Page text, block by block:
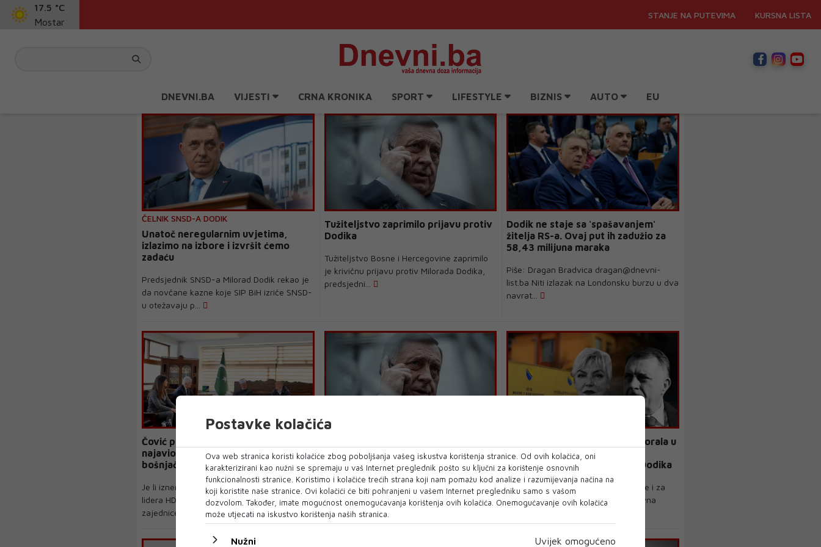
17.5 °C
Mostar
STANJE NA PUTEVIMA KURSNA LISTA
DNEVNI.BA VIJESTI CRNA KRONIKA SPORT LIFESTYLE BIZNIS AUTO EU
ČELNIK SNSD-A DODIK
Unatoč neregularnim uvjetima,
izlazimo na izbore i izvršit ćemo
zadaću
Predsjednik SNSD-a Milorad Dodik rekao je
da novčane kazne koje SIP BiH izriče SNSD-
u otežavaju p...
Tužiteljstvo zaprimilo prijavu protiv
Dodika
Tužiteljstvo Bosne i Hercegovine zaprimilo
je krivičnu prijavu protiv Milorada Dodika,
predsjedni...
Dodik ne staje sa 'spašavanjem'
žitelja RS-a. Ovaj put ih zadužio za
58,43 milijuna maraka
Piše: Dragan Bradvica dragan@dnevni-
list.ba Niti izlazak na Londonsku burzu u dva
navrat...
Čović poslije 'incidenata' s Dodikom
najavio snažne odnose hrvatskog i
bošnjačkog naroda
Je li iznenađujuća posjeta Dragana Čovića,
lidera HDZ-a BiH poglavaru Islamske
zajednice u BiH re...
MILORAD DODIK Lažno domoljublje,
ali istinske milijarde
Piše: Dragan Bradvica dragan@dnevni-
list.ba Poznata je krilatica da tamo gdje
počinje Bo...
Pravnici složni: Uzunović je morala u
svojoj odluci navesti zabranu
vođenja SNSD-a za Milorada Dodika
Bila je heroina, danas je razočarenje i za
ostrašćeno Sarajevo, doslovce pravna
Postavke kolačića
Ova web stranica koristi kolačiće zbog poboljšanja vašeg iskustva korištenja stranice. Od ovih kolačića, oni
karakterizirani kao nužni se spremaju u vaš Internet preglednik pošto su ključni za korištenje osnovnih
funkcionalnosti stranice. Koristimo i kolačiće trećih strana koji nam pomažu kod analize i razumijevanja načina na
koji koristite naše stranice. Ovi kolačići će biti pohranjeni u vašem Internet pregledniku samo s vašom
dozvolom. Također, imate mogućnost onemogućavanja korištenja ovih kolačića. Onemogućavanje ovih kolačića
može utjecati na iskustvo korištenja naših stranica.
Nužni Uvijek omogućeno